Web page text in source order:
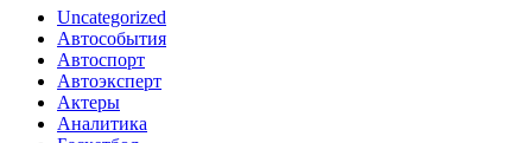
Uncategorized
Автособытия
Автоспорт
Автоэксперт
Актеры
Аналитика